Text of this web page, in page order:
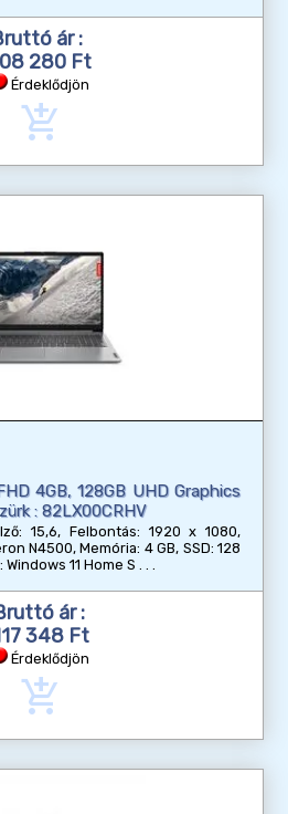
ár :
280 Ft
Érdeklődjön
add_shopping_cart
4GB, 128GB UHD Graphics
: 82LX00CRHV
15,6, Felbontás: 1920 x 1080,
N4500, Memória: 4 GB, SSD: 128
11 Home S
ár :
348 Ft
Érdeklődjön
add_shopping_cart